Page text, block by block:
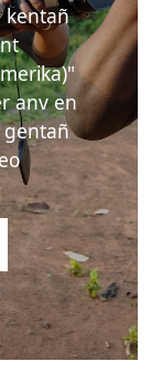
kentañ
anv en
gentañ